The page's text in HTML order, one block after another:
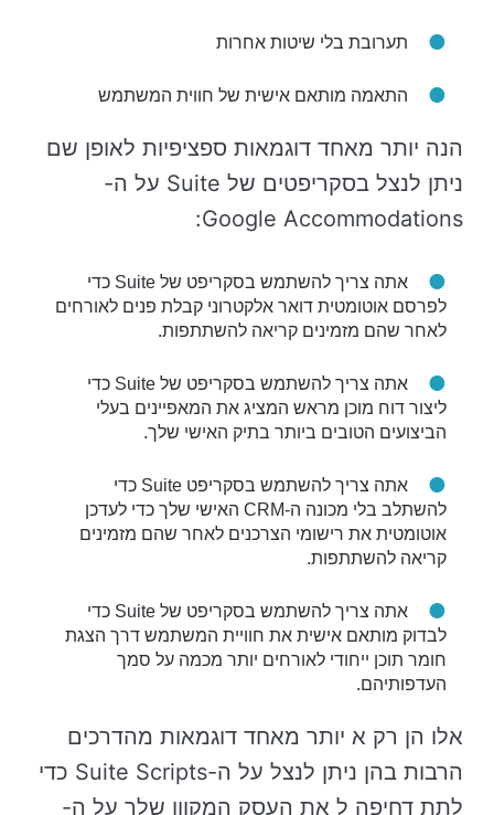
תערובת בלי שיטות אחרות
התאמה מותאם אישית של חווית המשתמש
הנה יותר מאחד דוגמאות ספציפיות לאופן שם
ניתן לנצל בסקריפטים של Suite על ה-
Google Accommodations:
אתה צריך להשתמש בסקריפט של Suite כדי
לפרסם אוטומטית דואר אלקטרוני קבלת פנים לאורחים
לאחר שהם מזמינים קריאה להשתתפות.
אתה צריך להשתמש בסקריפט של Suite כדי
ליצור דוח מוכן מראש המציג את המאפיינים בעלי
הביצועים הטובים ביותר בתיק האישי שלך.
אתה צריך להשתמש בסקריפט Suite כדי
להשתלב בלי מכונה ה-CRM האישי שלך כדי לעדכן
אוטומטית את רישומי הצרכנים לאחר שהם מזמינים
קריאה להשתתפות.
אתה צריך להשתמש בסקריפט של Suite כדי
לבדוק מותאם אישית את חוויית המשתמש דרך הצגת
חומר תוכן ייחודי לאורחים יותר מכמה על סמך
העדפותיהם.
אלו הן רק א יותר מאחד דוגמאות מהדרכים
הרבות בהן ניתן לנצל על ה-Suite Scripts כדי
לתת דחיפה ל את העסק המקוון שלך על ה-